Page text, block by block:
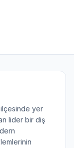
ilçesinde yer
lider bir diş